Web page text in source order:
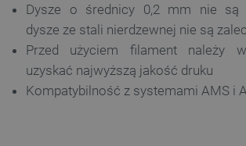
Dysze o średnicy 0,2 mm nie są
dysze ze stali nierdzewnej nie są
Przed użyciem filament należy
uzyskać najwyższą jakość druku
Kompatybilność z systemami AMS i